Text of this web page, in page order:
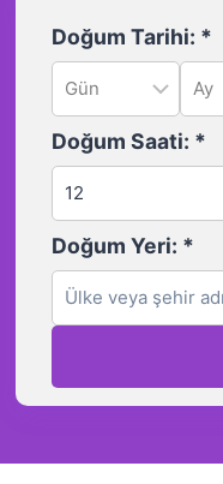
Doğum Tarihi: *
Doğum Saati: *
Doğum Yeri: *